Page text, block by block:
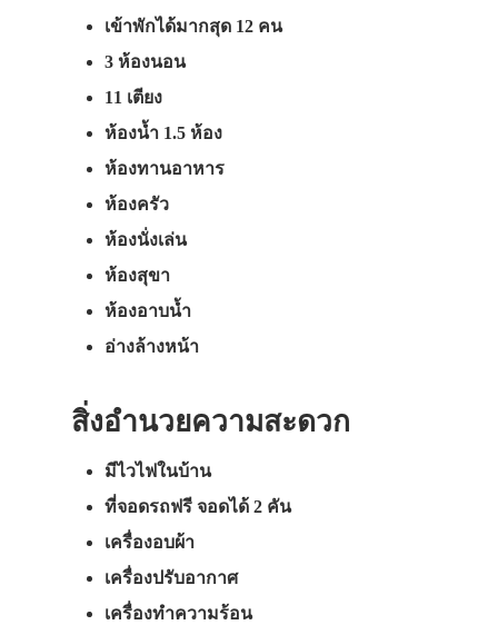
เข้าพักได้มากสุด 12 คน
3 ห้องนอน
11 เตียง
ห้องน้ำ 1.5 ห้อง
ห้องทานอาหาร
ห้องครัว
ห้องนั่งเล่น
ห้องสุขา
ห้องอาบน้ำ
อ่างล้างหน้า
สิ่งอำนวยความสะดวก
มีไวไฟในบ้าน
ที่จอดรถฟรี จอดได้ 2 คัน
เครื่องอบผ้า
เครื่องปรับอากาศ
เครื่องทำความร้อน